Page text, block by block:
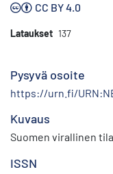
CC BY 4.0
Lataukset 137
Pysyvä osoite
https://urn.fi/
Kuvaus
Suomen virallinen
ISSN